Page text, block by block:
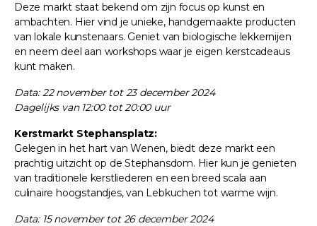
Deze markt staat bekend om zijn focus op kunst en
ambachten. Hier vind je unieke, handgemaakte producten
van lokale kunstenaars. Geniet van biologische lekkernijen
en neem deel aan workshops waar je eigen kerstcadeaus
kunt maken.
Data: 22 november tot 23 december 2024
Dagelijks van 12:00 tot 20:00 uur
Kerstmarkt Stephansplatz:
Gelegen in het hart van Wenen, biedt deze markt een
prachtig uitzicht op de Stephansdom. Hier kun je genieten
van traditionele kerstliederen en een breed scala aan
culinaire hoogstandjes, van Lebkuchen tot warme wijn.
Data: 15 november tot 26 december 2024